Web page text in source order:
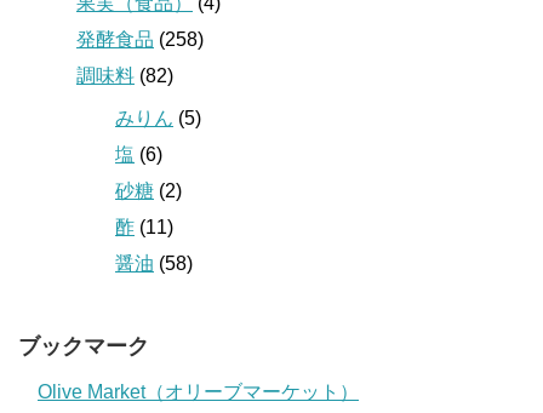
発酵食品 (258)
調味料 (82)
みりん (5)
塩 (6)
砂糖 (2)
酢 (11)
醤油 (58)
ブックマーク
Olive Market（オリーブマーケット）